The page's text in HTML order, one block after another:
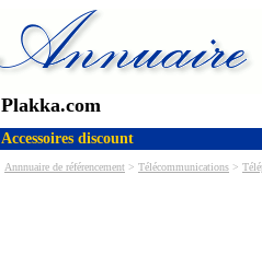
Plakka.com
Accessoires discount
Annnuaire de référencement > Télécommunications >